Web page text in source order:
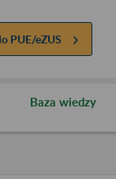
PUE/eZUS
Baza wiedzy